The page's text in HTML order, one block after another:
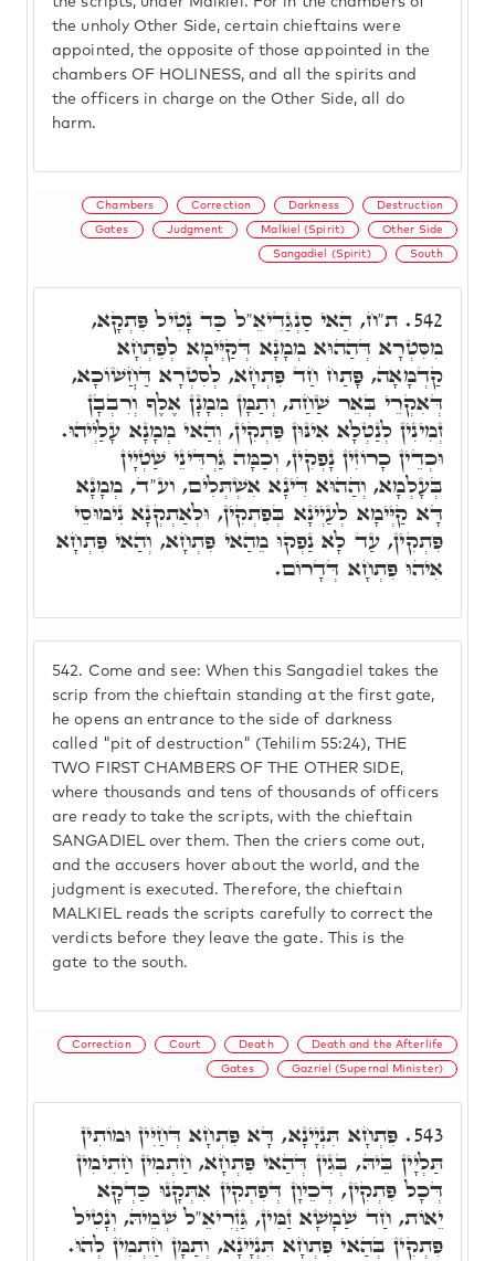
the unholy Other Side, certain chieftains were
appointed, the opposite of those appointed in the
chambers OF HOLINESS, and all the spirits and
the officers in charge on the Other Side, all do
harm.
Chambers Correction Darkness Destruction
Gates Judgment Malkiel (Spirit) Other Side
Sangadiel (Spirit) South
542. Come and see: When this Sangadiel takes the
scrip from the chieftain standing at the first gate,
he opens an entrance to the side of darkness
called "pit of destruction" (Tehilim 55:24), THE
TWO FIRST CHAMBERS OF THE OTHER SIDE,
where thousands and tens of thousands of officers
are ready to take the scripts, with the chieftain
SANGADIEL over them. Then the criers come out,
and the accusers hover about the world, and the
judgment is executed. Therefore, the chieftain
MALKIEL reads the scripts carefully to correct the
verdicts before they leave the gate. This is the
gate to the south.
542. ת"ח, הַאי סַנְגַדִיאֵ"ל כַּד נָטִיל פִּתְקָא,
מִסִּטְרָא דְּהַהוּא מְמָנָא דְּקַיְּימָא לְפִתְחָא
קַדְמָאָה, פָּתַח חַד פִּתְחָא, לְסִטְרָא דַּחֲשׁוֹכָא,
דְּאִקְרֵי בְּאֵר שַׁחַת, וְתַמָּן מְמָנָן אֶלֶף וְרִבְבָן
זְמִינִין לְנַטְלָא אִינּוּן פִּתְקִין, וְהַאי מְמָנָא עָלַיְיהוּ.
וּכְדֵין כָרוֹזִין נָפְקִין, וְכַמָּה גַּרְדִּינֵי שַׁטְיָין
בְּעָלְמָא, וְהַהוּא דִּינָא אִשְׁתְּלִים, וע"ד, מְמָנָא
דָּא קַיְּימָא לְעַיְינָא בְּפִתְקִין, וּלְאַתְקְנָא נִימוּסֵי
פִּתְקִין, עַד לָא נַפְקוּ מֵהַאי פִּתְחָא, וְהַאי פִּתְחָא
אִיהוּ פִּתְחָא דְּדָרוֹם.
Correction Court Death Death and the Afterlife
Gates Gazriel (Supernal Minister)
543. פִּתְחָא תִּנְיָינָא, דָּא פִּתְחָא דְּחַיִּין וּמוֹתִין
תַּלְיָין בֵּיהּ, בְּגִין דְּהַאי פִּתְחָא, חַתְמִין חַתִימִין
דְּכָל פִּתְקִין, דְּכֵיוָן דְּפִתְקִין אִתְּקָנוּ כַּדְקָא
יֵאוֹת, חַד שַׁמָשָׁא זַמִּין, גַּזְרִיאֵ"ל שְׁמֵיהּ, וְנָטִיל
פִּתְקִין בְּהַאי פִּתְחָא תִּנְיָינָא, וְתַמָּן חַתְמִין לְהוּ.